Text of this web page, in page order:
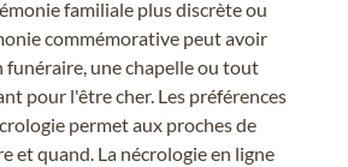
familiale plus discrète ou
commémorative peut avoir
funéraire, une chapelle ou tout
pour l'être cher. Les préférences
permet aux proches de
et quand. La nécrologie en ligne